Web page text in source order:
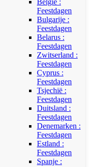
België :
Feestdagen
Bulgarije :
Feestdagen
Belarus :
Feestdagen
Zwitserland :
Feestdagen
Cyprus :
Feestdagen
Tsjechië :
Feestdagen
Duitsland :
Feestdagen
Denemarken :
Feestdagen
Estland :
Feestdagen
Spanje :